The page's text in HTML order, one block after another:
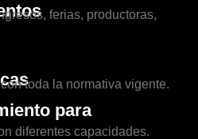
ferias, productoras,
toda la normativa vigente.
para
diferentes capacidades.